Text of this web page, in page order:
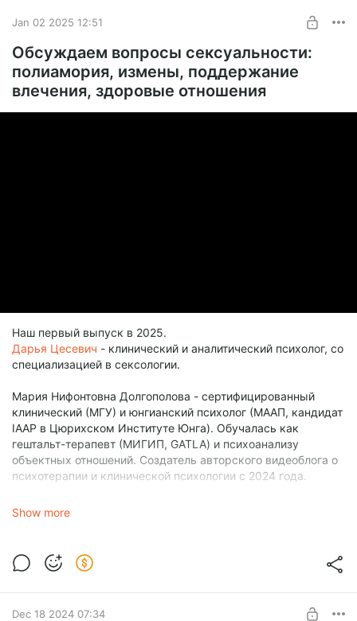
Jan 02 2025 12:51
Обсуждаем вопросы сексуальности:
полиамория, измены, поддержание
влечения, здоровые отношения
Наш первый выпуск в 2025.
Дарья Цесевич - клинический и аналитический психолог, со
специализацией в сексологии.
Мария Нифонтовна Долгополова - сертифицированный
клинический (МГУ) и юнгианский психолог (МААП, кандидат
IAAP в Цюрихском Институте Юнга). Обучалась как
гештальт-терапевт (МИГИП, GATLA) и психоанализу
объектных отношений. Создатель авторского видеоблога о
психотерапии и клинической психологии с 2024 года.
Актуальные мероприятия:
Show more
Dec 18 2024 07:34